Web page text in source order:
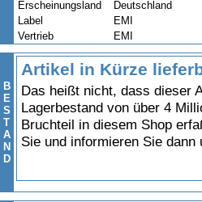
Erscheinungsland
Deutschland
Label
EMI
Vertrieb
EMI
B
E
S
T
A
N
D
Artikel in Kürze
Das heißt nicht, dass dieser
Lagerbestand von über 4
Bruchteil in diesem Shop
Sie und informieren Sie